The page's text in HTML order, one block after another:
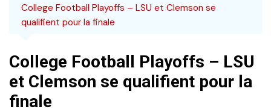
College Football Playoffs – LSU et Clemson se
qualifient pour la finale
College Football Playoffs – LSU
et Clemson se qualifient pour la
finale